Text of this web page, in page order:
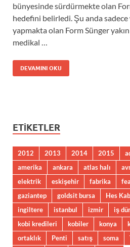
bünyesinde sürdürmekte olan
hedefini belirledi. Şu anda
yapmakta olan Form Sünger
medikal …
DEVAMINI OKU
ETIKETLER
2012 2013 2014 2015
amerika
ankara atlas halı
elektrik
eskişehir fabrika
gaziantep
goldsit bursa Hes
ingiltere
istanbul izmir iş
kobi kredileri
kobiler konya
ortaklık
Penti satış soma